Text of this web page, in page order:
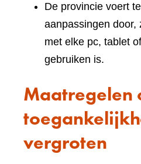
De provincie voert
aanpassingen door,
met elke pc, tablet
gebruiken is.
Maatregelen
vergroten